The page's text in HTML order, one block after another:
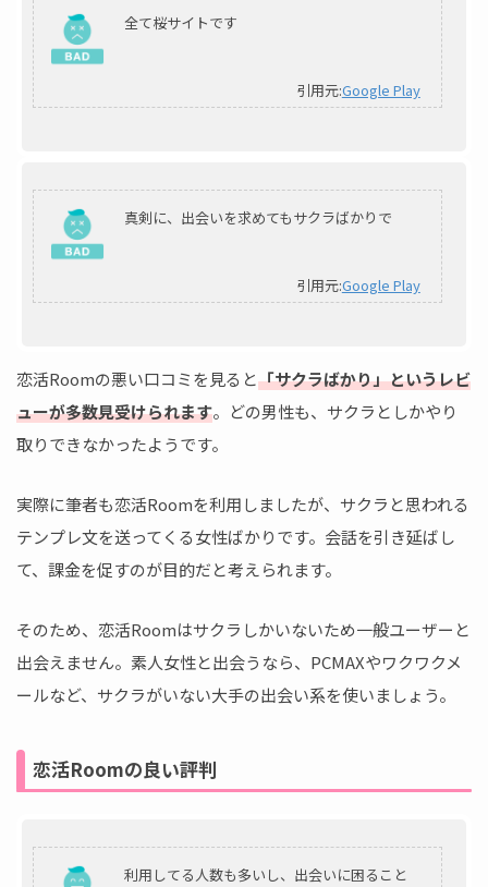
全て桜サイトです
引用元:Google Play
真剣に、出会いを求めてもサクラばかりで
引用元:Google Play
恋活Roomの悪い口コミを見ると「サクラばかり」というレビ
ューが多数見受けられます。どの男性も、サクラとしかやり
取りできなかったようです。
実際に筆者も恋活Roomを利用しましたが、サクラと思われる
テンプレ文を送ってくる女性ばかりです。会話を引き延ばし
て、課金を促すのが目的だと考えられます。
そのため、恋活Roomはサクラしかいないため一般ユーザーと
出会えません。素人女性と出会うなら、PCMAXやワクワクメ
ールなど、サクラがいない大手の出会い系を使いましょう。
恋活Roomの良い評判
利用してる人数も多いし、出会いに困ること